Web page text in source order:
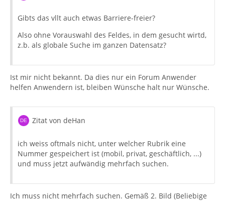
Gibts das vllt auch etwas Barriere-freier?
Also ohne Vorauswahl des Feldes, in dem gesucht wirtd,
z.b. als globale Suche im ganzen Datensatz?
Ist mir nicht bekannt. Da dies nur ein Forum Anwender
helfen Anwendern ist, bleiben Wünsche halt nur Wünsche.
Zitat von deHan
ich weiss oftmals nicht, unter welcher Rubrik eine
Nummer gespeichert ist (mobil, privat, geschäftlich, ...)
und muss jetzt aufwändig mehrfach suchen.
Ich muss nicht mehrfach suchen. Gemäß 2. Bild (Beliebige